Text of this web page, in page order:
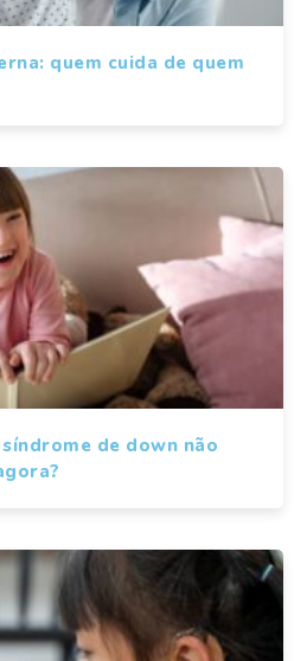
quem cuida de quem
de down não